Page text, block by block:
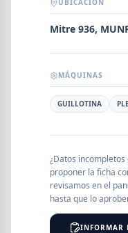
NOMBRE
UBICACIÓN
Mitre 936,
MÁQUINAS
GUILLOTINA
¿Datos incompletos
proponer la ficha
revisamos en el
hasta que lo
INFORMAR